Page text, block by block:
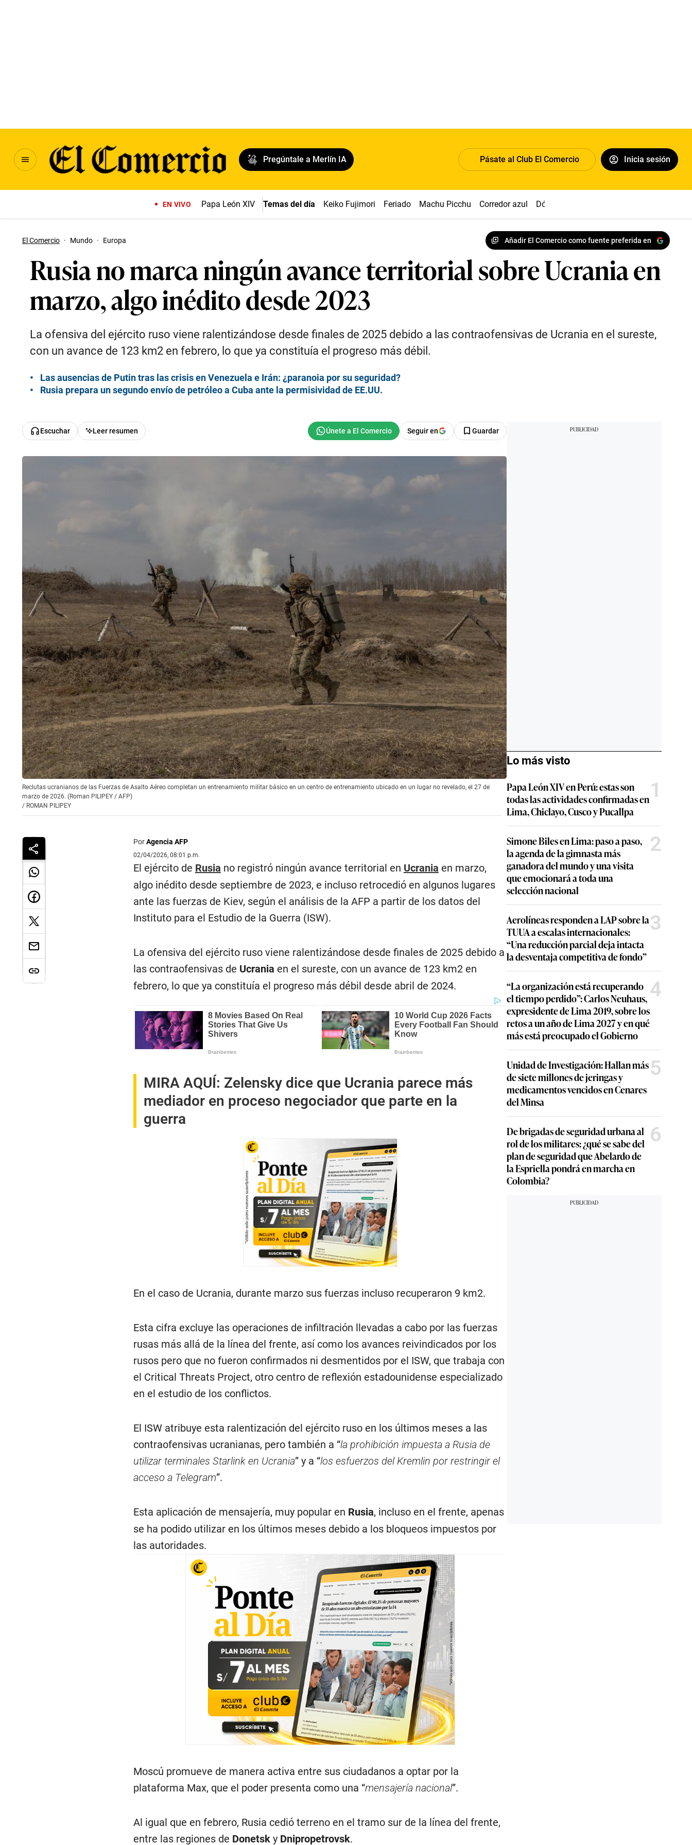
Pregúntale a Merlín IA Pásate al Club El Comercio Inicia sesión
EN VIVO Papa León XIV Temas del día Keiko Fujimori Feriado Machu Picchu Corredor azul Dólar
El Comercio · Mundo · Europa Añadir El Comercio como fuente preferida en
Rusia no marca ningún avance territorial sobre Ucrania en
marzo, algo inédito desde 2023
La ofensiva del ejército ruso viene ralentizándose desde finales de 2025 debido a las contraofensivas de Ucrania en el sureste,
con un avance de 123 km2 en febrero, lo que ya constituía el progreso más débil.
Las ausencias de Putin tras las crisis en Venezuela e Irán: ¿paranoia por su seguridad?
Rusia prepara un segundo envío de petróleo a Cuba ante la permisividad de EE.UU.
Escuchar Leer resumen Seguir en Guardar
Reclutas ucranianos de las Fuerzas de Asalto Aéreo completan un entrenamiento militar básico en un centro de entrenamiento ubicado en un lugar no revelado, el 27 de
marzo de 2026. (Roman PILIPEY / AFP)
/ ROMAN PILIPEY
PorAgencia AFP
02/04/2026, 08:01 p.m.
El ejército de Rusia no registró ningún avance territorial en Ucrania en marzo,
algo inédito desde septiembre de 2023, e incluso retrocedió en algunos lugares
ante las fuerzas de Kiev, según el análisis de la AFP a partir de los datos del
Instituto para el Estudio de la Guerra (ISW).
La ofensiva del ejército ruso viene ralentizándose desde finales de 2025 debido a
las contraofensivas de Ucrania en el sureste, con un avance de 123 km2en
febrero, lo que ya constituía el progreso más débil desde abril de 2024.
MIRA AQUÍ: Zelensky dice que Ucrania parece más
mediador en proceso negociador que parte en la
guerra
En el caso de Ucrania, durante marzo sus fuerzas incluso recuperaron 9 km2.
Esta cifra excluye las operaciones de infiltración llevadas a cabo por las fuerzas
rusas más allá de la línea del frente, así como los avances reivindicados por los
rusos pero que no fueron confirmados ni desmentidos por el ISW, que trabaja con
el Critical Threats Project, otro centro de reflexión estadounidense especializado
en el estudio de los conflictos.
El ISW atribuye esta ralentización del ejército ruso en los últimos meses a las
contraofensivas ucranianas, pero también a “la prohibición impuesta a Rusia de
utilizar terminales Starlink en Ucrania” y a “los esfuerzos del Kremlin por restringir el
acceso a Telegram”.
Esta aplicación de mensajería, muy popular en Rusia, incluso en el frente, apenas
se ha podido utilizar en los últimos meses debido a los bloqueos impuestos por
las autoridades.
Moscú promueve de manera activa entre sus ciudadanos a optar por la
plataforma Max, que el poder presenta como una “mensajería nacional”.
Al igual que en febrero, Rusia cedió terreno en el tramo sur de la línea del frente,
entre las regiones de Donetsky Dnipropetrovsk.
Lo más visto
Papa León XIV en Perú: estas son
todas las actividades confirmadas en
Lima, Chiclayo, Cusco y Pucallpa
1
Simone Biles en Lima: paso a paso,
la agenda de la gimnasta más
ganadora del mundo y una visita
que emocionará a toda una
selección nacional
2
Aerolíneas responden a LAP sobre la
TUUA a escalas internacionales:
“Una reducción parcial deja intacta
la desventaja competitiva de fondo”
3
“La organización está recuperando
el tiempo perdido”: Carlos Neuhaus,
expresidente de Lima 2019, sobre los
retos a un año de Lima 2027 y en qué
más está preocupado el Gobierno
4
Unidad de Investigación: Hallan más
de siete millones de jeringas y
medicamentos vencidos en Cenares
del Minsa
5
De brigadas de seguridad urbana al
rol de los militares: ¿qué se sabe del
plan de seguridad que Abelardo de
la Espriella pondrá en marcha en
Colombia?
6